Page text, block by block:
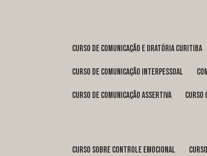
curso de comunicação e oratória Curitiba
curso de comunicação interpessoal
curso de comunicação assertiva
curso sobre controle emocional